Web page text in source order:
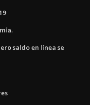
saldo en línea se